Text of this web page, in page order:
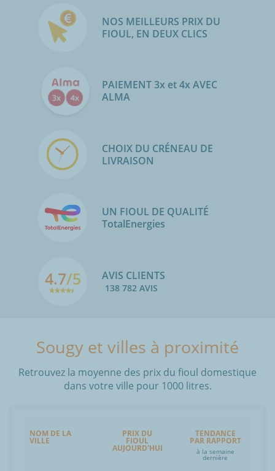
NOS MEILLEURS PRIX DU
FIOUL, EN DEUX CLICS
PAIEMENT 3x et 4x AVEC
ALMA
CHOIX DU CRÉNEAU DE
LIVRAISON
UN FIOUL DE QUALITÉ
TotalEnergies
4.7/5 AVIS CLIENTS
138 782 AVIS
Sougy et villes à proximité
Retrouvez la moyenne des prix du fioul domestique
dans votre ville pour 1000 litres.
NOM DE LA
VILLE
PRIX DU
FIOUL
AUJOURD'HUI
TENDANCE
PAR RAPPORT
à la semaine
dernière